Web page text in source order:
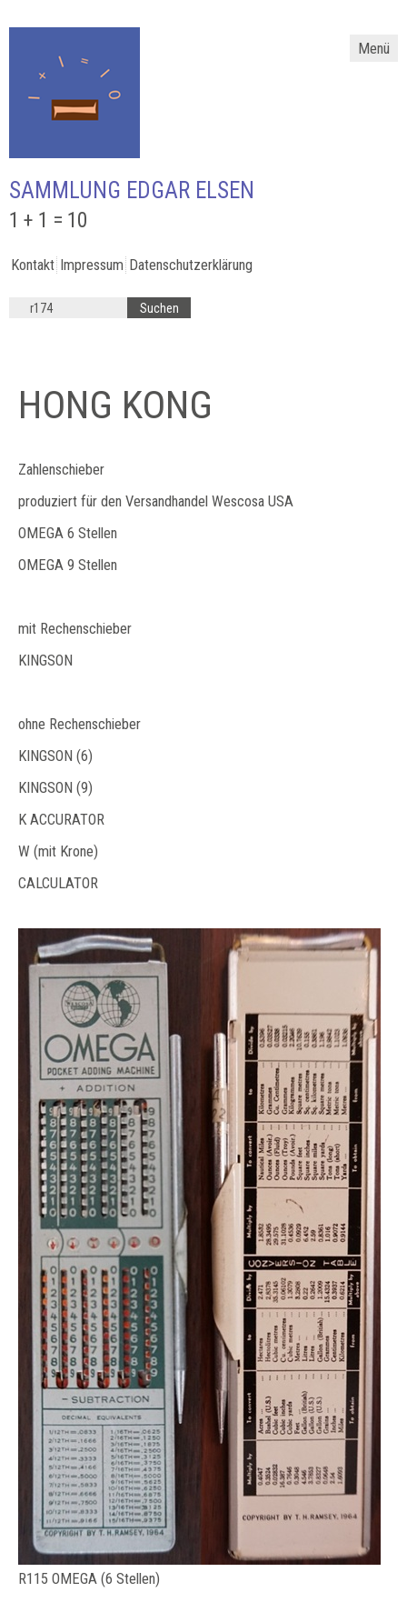
Menü
SAMMLUNG EDGAR ELSEN
1 + 1 = 10
Kontakt Impressum Datenschutzerklärung
HONG KONG
Zahlenschieber
produziert für den Versandhandel Wescosa USA
OMEGA 6 Stellen
OMEGA 9 Stellen
mit Rechenschieber
KINGSON
ohne Rechenschieber
KINGSON (6)
KINGSON (9)
K ACCURATOR
W (mit Krone)
CALCULATOR
R115 OMEGA (6 Stellen)